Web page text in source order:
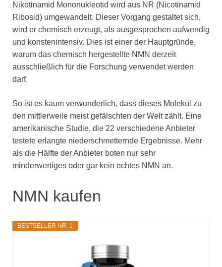
Nikotinamid Mononukleotid wird aus NR (Nicotinamid
Ribosid) umgewandelt. Dieser Vorgang gestaltet sich,
wird er chemisch erzeugt, als ausgesprochen aufwendig
und konstenintensiv. Dies ist einer der Hauptgründe,
warum das chemisch hergestellte NMN derzeit
ausschließlich für die Forschung verwendet werden
darf.
So ist es kaum verwunderlich, dass dieses Molekül zu
den mittlerweile meist gefälschten der Welt zählt. Eine
amerikanische Studie, die 22 verschiedene Anbieter
testete erlangte niederschmetternde Ergebnisse. Mehr
als die Hälfte der Anbieter boten nur sehr
minderwertiges oder gar kein echtes NMN an.
NMN kaufen
BESTSELLER NR. 1